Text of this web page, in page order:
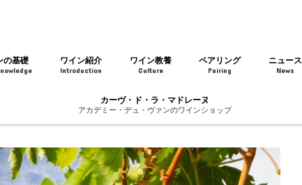
の基礎 ワイン紹介
Introduction
ワイン教養
Culture
ペアリング
Pairing
ニュース
News
カーヴ・ド・ラ・マドレーヌ
アカデミー・デュ・ヴァンのワインショップ
リアの代表的土着品種「サンジョ